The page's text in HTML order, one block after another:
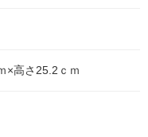
×高さ25.2ｃｍ